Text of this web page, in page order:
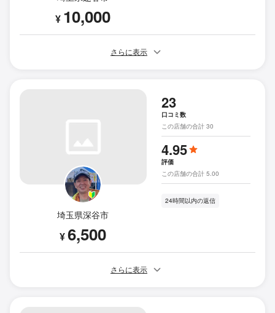
¥ 10,000
さらに表示
埼玉県深谷市
¥6,500
23
口コミ数
この店舗の合計 30
4.95
評価
この店舗の合計 5.00
24時間以内の返信
さらに表示